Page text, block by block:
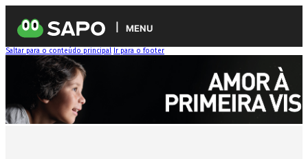
MENU
Saltar para o conteúdo principal Ir para o footer